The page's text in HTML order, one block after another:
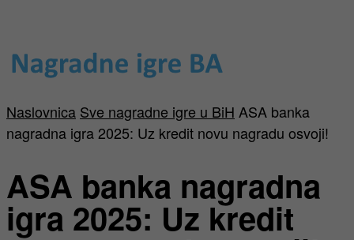
Naslovnica Sve nagradne igre u BiH ASA banka
nagradna igra 2025: Uz kredit novu nagradu osvoji!
ASA banka nagradna
igra 2025: Uz kredit